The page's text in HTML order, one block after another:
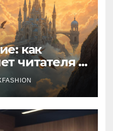
как
читателя и